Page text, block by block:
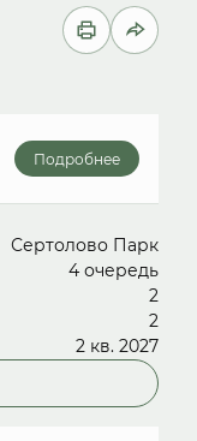
Подробнее
Сертолово Парк
4 очередь
2
2
2 кв. 2027